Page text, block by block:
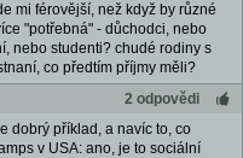
mi férovější, než když by různé
"potřebná" - důchodci, nebo
nebo studenti? chudé rodiny s
co předtím příjmy měli?
2 odpovědi
dobrý příklad, a navíc to, co
v USA: ano, je to sociální